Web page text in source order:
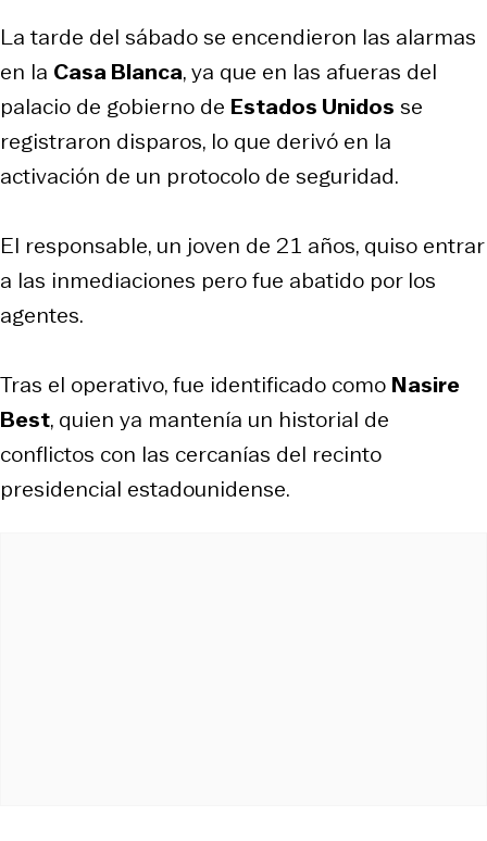
La tarde del sábado se encendieron las alarmas
en la Casa Blanca, ya que en las afueras del
palacio de gobierno de Estados Unidos se
registraron disparos, lo que derivó en la
activación de un protocolo de seguridad.
El responsable, un joven de 21 años, quiso entrar
a las inmediaciones pero fue abatido por los
agentes.
Tras el operativo, fue identificado como Nasire
Best, quien ya mantenía un historial de
conflictos con las cercanías del recinto
presidencial estadounidense.